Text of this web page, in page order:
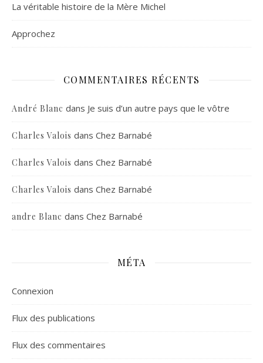
La véritable histoire de la Mère Michel
Approchez
COMMENTAIRES RÉCENTS
André Blanc dans Je suis d’un autre pays que le vôtre
Charles Valois dans Chez Barnabé
Charles Valois dans Chez Barnabé
Charles Valois dans Chez Barnabé
andre Blanc dans Chez Barnabé
MÉTA
Connexion
Flux des publications
Flux des commentaires